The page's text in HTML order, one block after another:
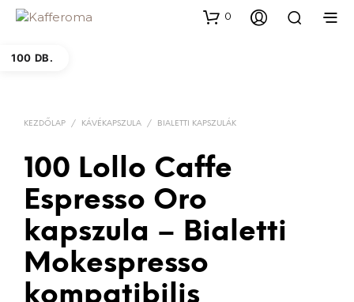
0
100 DB.
KEZDŐLAP / KÁVÉKAPSZULA / BIALETTI KAPSZULÁK
100 Lollo Caffe
Espresso Oro
kapszula – Bialetti
Mokespresso
kompatibilis